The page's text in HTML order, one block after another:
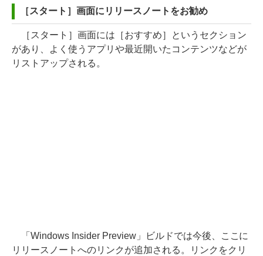
［スタート］画面にリリースノートをお勧め
［スタート］画面には［おすすめ］というセクション
があり、よく使うアプリや最近開いたコンテンツなどが
リストアップされる。
「Windows Insider Preview」ビルドでは今後、ここに
リリースノートへのリンクが追加される。リンクをクリ